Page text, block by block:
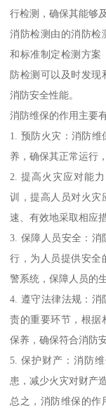
行检测，确保其能够
消防检测由的消防检
和标准制定检测方案
防检测可以及时发现
消防安全性能。
消防维保的作用主要
1. 预防火灾：消防
养，确保其正常运行
2. 提高火灾应对能
训，提高人员对火灾
速、有效地采取相应
3. 保障人员安全：消
行，为人员提供安全
警系统，保障人员的
4. 遵守法律法规：
责的重要环节，根据
保养，确保符合消防
5. 保护财产：消防
患，减少火灾对财产
总之，消防维保的作